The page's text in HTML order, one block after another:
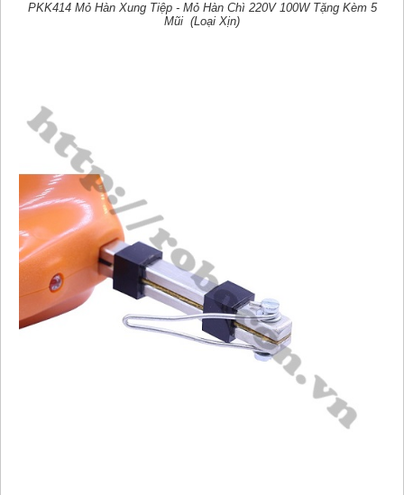
PKK414 Mỏ Hàn Xung Tiệp - Mỏ Hàn Chì 220V 100W Tặng Kèm 5
Mũi (Loại Xịn)